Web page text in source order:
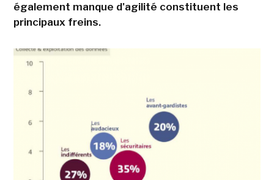
également manque d'agilité constituent les
principaux freins.